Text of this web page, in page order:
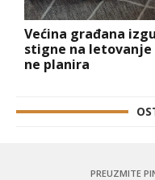
Većina građana
stigne na letovanje
ne planira
PREUZMITE